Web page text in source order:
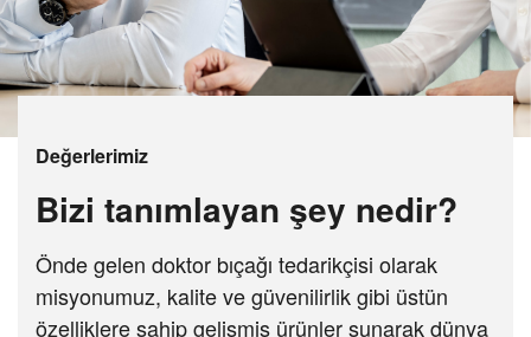
Değerlerimiz
Bizi tanımlayan şey nedir?
Önde gelen doktor bıçağı tedarikçisi olarak
misyonumuz, kalite ve güvenilirlik gibi üstün
özelliklere sahip gelişmiş ürünler sunarak dünya